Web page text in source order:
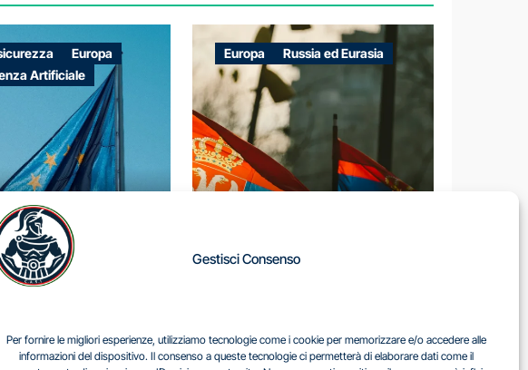
Gestisci Consenso
Per fornire le migliori esperienze, utilizziamo tecnologie come i cookie per memorizzare e/o accedere alle
informazioni del dispositivo. Il consenso a queste tecnologie ci permetterà di elaborare dati come il
Europa
Artificiale
SENZA
IL
DELLA
SOVRANITÀ
EUROPEA
Europa Russia ed Eurasia